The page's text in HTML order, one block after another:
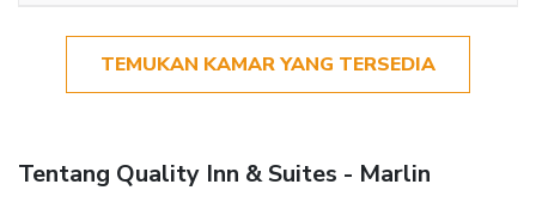
TEMUKAN KAMAR YANG TERSEDIA
Tentang Quality Inn & Suites - Marlin